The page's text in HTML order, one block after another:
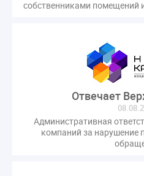
Законотворчество
Заседание
Игорь Владимиров
Комиссия РСПП по ЖКХ
Лицензии
НК РФ
Награды Новая
ПМЮФ-2024
собственниками помещений
Отвечает
Административная
компаний за нарушение